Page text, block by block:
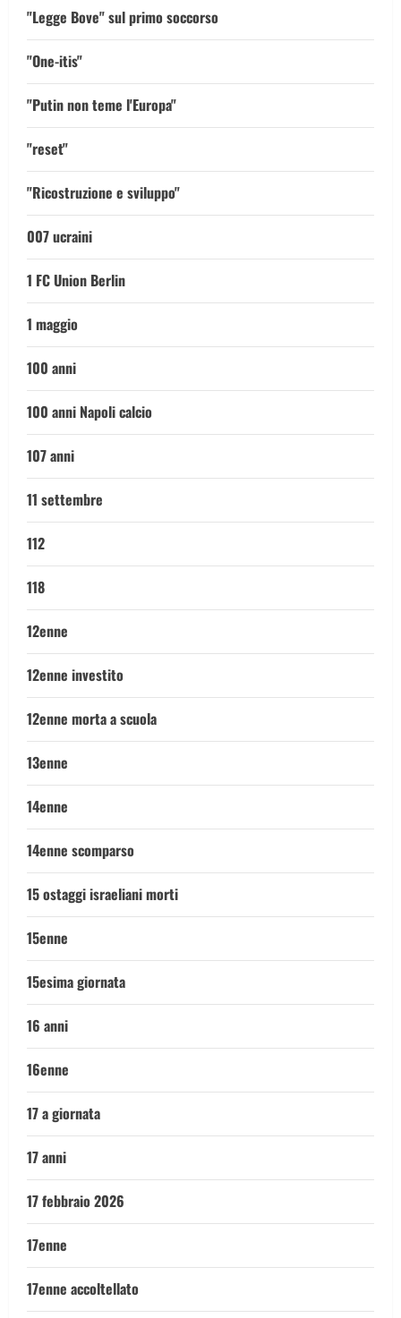
"Legge Bove" sul primo soccorso
"One-itis"
"Putin non teme l'Europa"
"reset"
"Ricostruzione e sviluppo"
007 ucraini
1 FC Union Berlin
1 maggio
100 anni
100 anni Napoli calcio
107 anni
11 settembre
112
118
12enne
12enne investito
12enne morta a scuola
13enne
14enne
14enne scomparso
15 ostaggi israeliani morti
15enne
15esima giornata
16 anni
16enne
17 a giornata
17 anni
17 febbraio 2026
17enne
17enne accoltellato